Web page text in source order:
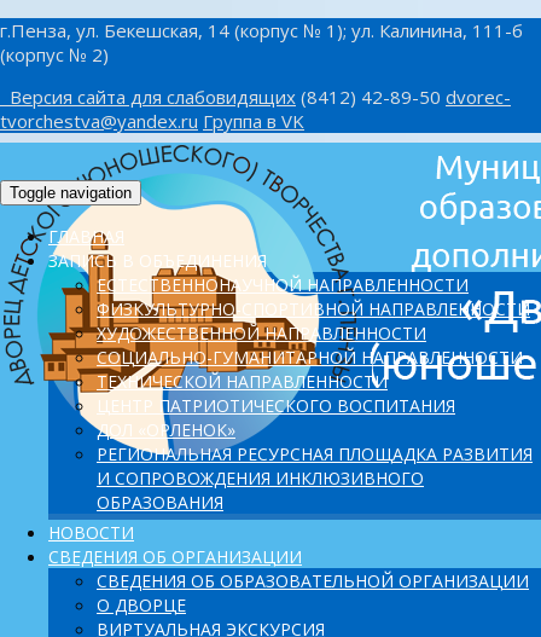
г.Пенза, ул. Бекешская, 14 (корпус № 1); ул. Калинина, 111-б
(корпус № 2)
Версия сайта для слабовидящих (8412) 42-89-50 dvorec-
tvorchestva@yandex.ru Группа в VK
Toggle navigation
ГЛАВНАЯ
ЗАПИСЬ В ОБЪЕДИНЕНИЯ
ЕСТЕСТВЕННОНАУЧНОЙ НАПРАВЛЕННОСТИ
ФИЗКУЛЬТУРНО-СПОРТИВНОЙ НАПРАВЛЕННОСТИ
ХУДОЖЕСТВЕННОЙ НАПРАВЛЕННОСТИ
СОЦИАЛЬНО-ГУМАНИТАРНОЙ НАПРАВЛЕННОСТИ
ТЕХНИЧЕСКОЙ НАПРАВЛЕННОСТИ
ЦЕНТР ПАТРИОТИЧЕСКОГО ВОСПИТАНИЯ
ДОЛ «ОРЛЕНОК»
PЕГИОНАЛЬНАЯ РЕСУРСНАЯ ПЛОЩАДКА РАЗВИТИЯ
И СОПРОВОЖДЕНИЯ ИНКЛЮЗИВНОГО
ОБРАЗОВАНИЯ
НОВОСТИ
СВЕДЕНИЯ ОБ ОРГАНИЗАЦИИ
СВЕДЕНИЯ ОБ ОБРАЗОВАТЕЛЬНОЙ ОРГАНИЗАЦИИ
О ДВОРЦЕ
ВИРТУАЛЬНАЯ ЭКСКУРСИЯ